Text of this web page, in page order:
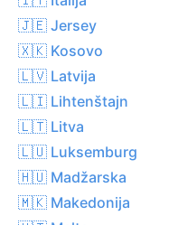
🇯🇪 Jersey
🇽🇰 Kosovo
🇱🇻 Latvija
🇱🇮 Lihtenštajn
🇱🇹 Litva
🇱🇺 Luksemburg
🇭🇺 Madžarska
🇲🇰 Makedonija